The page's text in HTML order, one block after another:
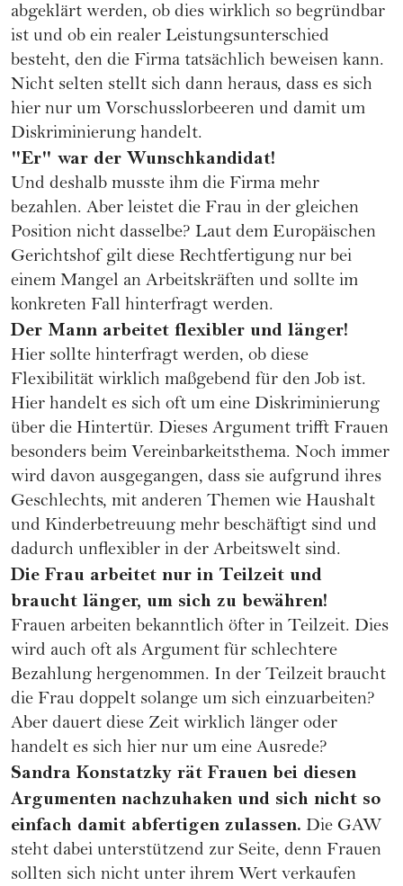
abgeklärt werden, ob dies wirklich so begründbar
ist und ob ein realer Leistungsunterschied
besteht, den die Firma tatsächlich beweisen kann.
Nicht selten stellt sich dann heraus, dass es sich
hier nur um Vorschusslorbeeren und damit um
Diskriminierung handelt.
"Er" war der Wunschkandidat!
Und deshalb musste ihm die Firma mehr
bezahlen. Aber leistet die Frau in der gleichen
Position nicht dasselbe? Laut dem Europäischen
Gerichtshof gilt diese Rechtfertigung nur bei
einem Mangel an Arbeitskräften und sollte im
konkreten Fall hinterfragt werden.
Der Mann arbeitet flexibler und länger!
Hier sollte hinterfragt werden, ob diese
Flexibilität wirklich maßgebend für den Job ist.
Hier handelt es sich oft um eine Diskriminierung
über die Hintertür. Dieses Argument trifft Frauen
besonders beim Vereinbarkeitsthema. Noch immer
wird davon ausgegangen, dass sie aufgrund ihres
Geschlechts, mit anderen Themen wie Haushalt
und Kinderbetreuung mehr beschäftigt sind und
dadurch unflexibler in der Arbeitswelt sind.
Die Frau arbeitet nur in Teilzeit und
braucht länger, um sich zu bewähren!
Frauen arbeiten bekanntlich öfter in Teilzeit. Dies
wird auch oft als Argument für schlechtere
Bezahlung hergenommen. In der Teilzeit braucht
die Frau doppelt solange um sich einzuarbeiten?
Aber dauert diese Zeit wirklich länger oder
handelt es sich hier nur um eine Ausrede?
Sandra Konstatzky rät Frauen bei diesen
Argumenten nachzuhaken und sich nicht so
einfach damit abfertigen zulassen. Die GAW
steht dabei unterstützend zur Seite, denn Frauen
sollten sich nicht unter ihrem Wert verkaufen